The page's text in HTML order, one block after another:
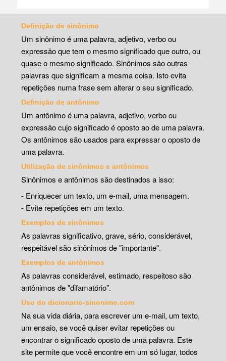
Definição de sinônimo
Um sinônimo é uma palavra, adjetivo, verbo ou
expressão que tem o mesmo significado que outro, ou
quase o mesmo significado. Sinônimos são outras
palavras que significam a mesma coisa. Isto evita
repetições numa frase sem alterar o seu significado.
Definição de antônimo
Um antônimo é uma palavra, adjetivo, verbo ou
expressão cujo significado é oposto ao de uma palavra.
Os antônimos são usados para expressar o oposto de
uma palavra.
Utilização de sinônimos e antônimos
Sinônimos e antônimos são destinados a isso:
- Enriquecer um texto, um e-mail, uma mensagem.
- Evite repetições em um texto.
Exemplos de sinônimos
As palavras significativo, grave, sério, considerável,
respeitável são sinônimos de "importante".
Exemplos de antônimos
As palavras considerável, estimado, respeitoso são
antônimos de "difamatório".
Uso do dicionario-sinonimo.com
Na sua vida diária, para escrever um e-mail, um texto,
um ensaio, se você quiser evitar repetições ou
encontrar o significado oposto de uma palavra. Este
site permite que você encontre em um só lugar, todos